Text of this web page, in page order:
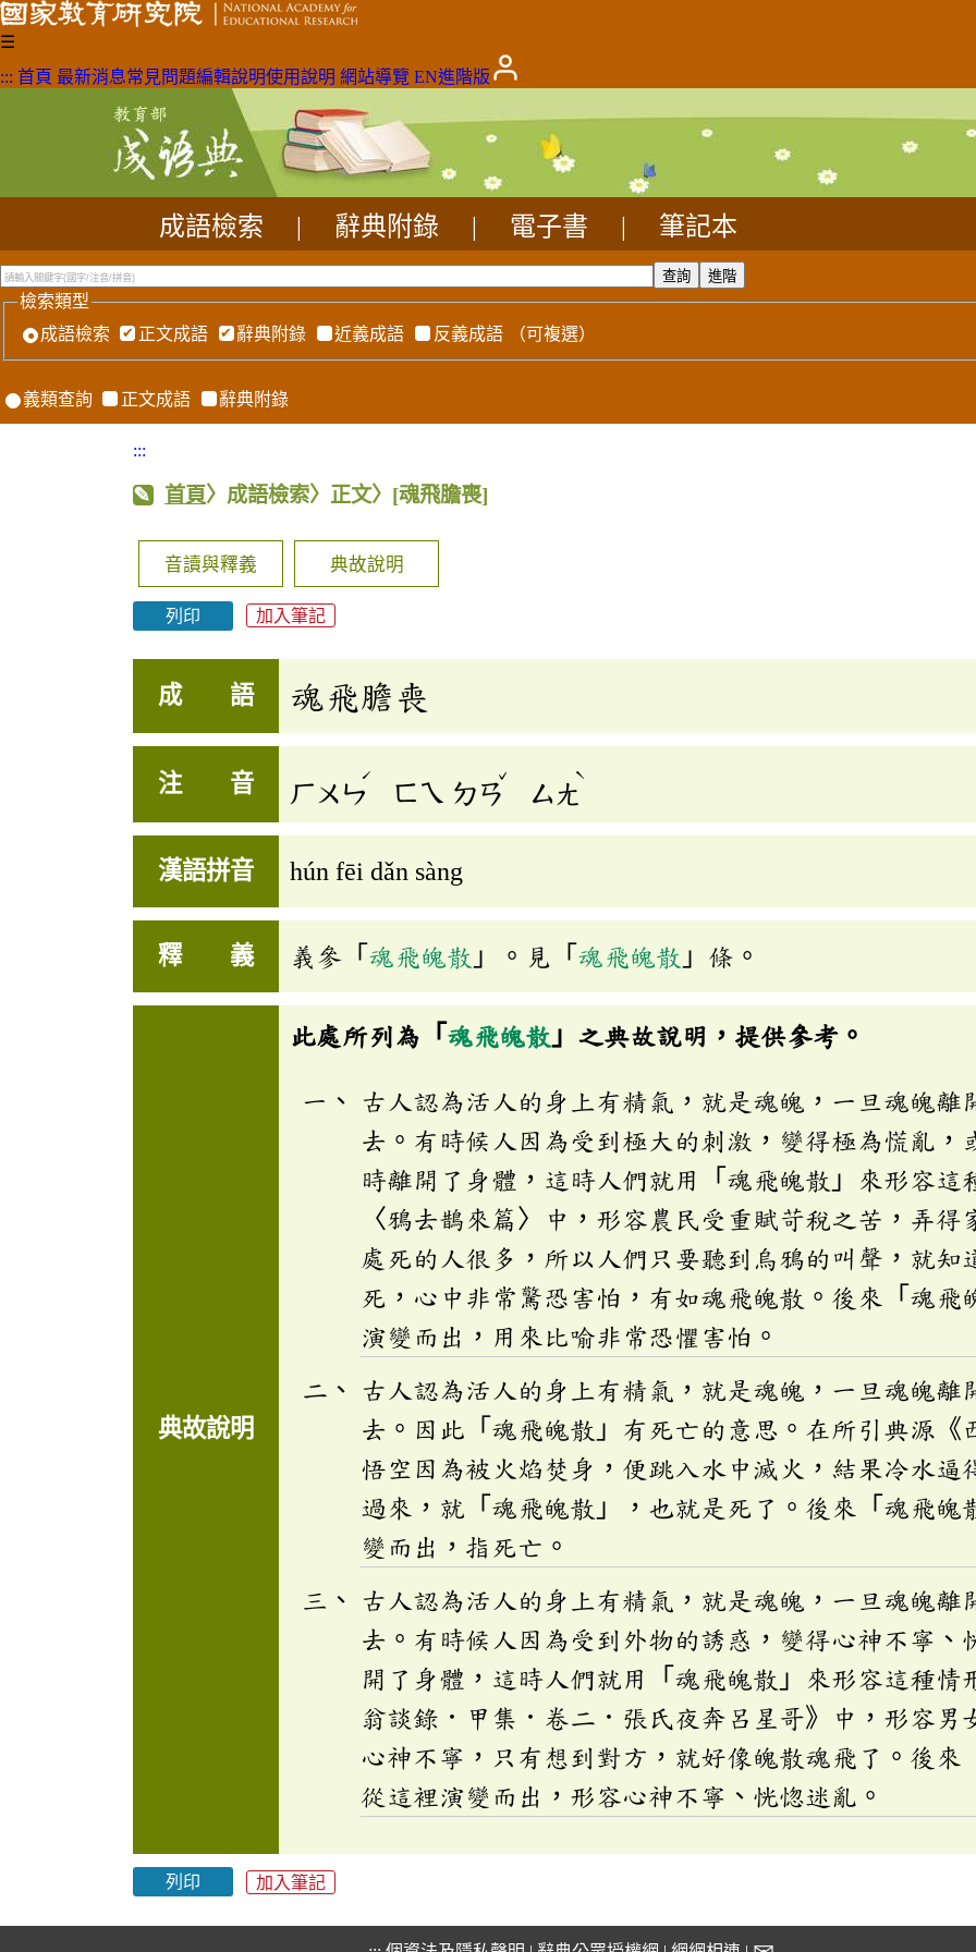
☰
::: 首頁 最新消息常見問題編輯說明使用說明 網站導覽 EN進階版
成語檢索 辭典附錄 電子書 筆記本
檢索類型
成語檢索
正文成語 辭典附錄 近義成語 反義成語 （可複選）
義類查詢 正文成語 辭典附錄
:::
首頁〉成語檢索〉正文〉 [魂飛膽喪]
音讀與釋義 典故說明
列印 加入筆記
成 語 魂飛膽喪
注 音 ㄏㄨㄣ
ˊ
ㄈㄟ ㄉㄢ
ˇ
ㄙㄤ
ˋ
漢語拼音 hún fēi dǎn sàng
釋 義 義參「 魂飛魄散 」。見「 魂飛魄散 」條。
典故說明
此處所列為「 魂飛魄散 」之典故說明，提供參考。
古人認為活人的身上有精氣，就是魂魄，一旦魂魄離
去。有時候人因為受到極大的刺激，變得極為慌亂，
時離開了身體，這時人們就用「魂飛魄散」來形容這
〈鴉去鵲來篇〉中，形容農民受重賦苛稅之苦，弄
處死的人很多，所以人們只要聽到烏鴉的叫聲，就知
死，心中非常驚恐害怕，有如魂飛魄散。後來「魂飛
演變而出，用來比喻非常恐懼害怕。
古人認為活人的身上有精氣，就是魂魄，一旦魂魄離
去。因此「魂飛魄散」有死亡的意思。在所引典源《
悟空因為被火焰焚身，便跳入水中滅火，結果冷水逼
過來，就「魂飛魄散」，也就是死了。後來「魂飛魄
變而出，指死亡。
古人認為活人的身上有精氣，就是魂魄，一旦魂魄離
去。有時候人因為受到外物的誘惑，變得心神不寧、
開了身體，這時人們就用「魂飛魄散」來形容這種情
翁談錄．甲集．卷二．張氏夜奔呂星哥》中，形容男
心神不寧，只有想到對方，就好像魄散魂飛了。後來
從這裡演變而出，形容心神不寧、恍惚迷亂。
列印 加入筆記